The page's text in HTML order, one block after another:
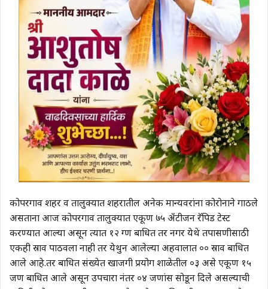
कोपरगाव शहर व तालुक्यात शहरातील अनेक मान्यवरांना कोरोनाने गाठले
असताना आज कोपरगाव तालुक्यात एकूण ७५ अँटीजन रॅपिड टेस्ट
करण्यात आल्या असून त्यात १२ रुग्ण बाधित तर नगर येथे तपासणीसाठी
एकही स्राव पाठवला नाही तर येथुन आलेल्या अहवालात ०० स्राव बाधित
आले आहे.तर बाधित संख्येत खाजगी प्रयोग शाळेतील ०३ असे एकूण १५
जण बाधित आले असून उपचारा नंतर ०४ जणांस सोडून दिले असल्याची